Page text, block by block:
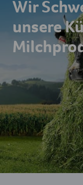
Wir
unsere